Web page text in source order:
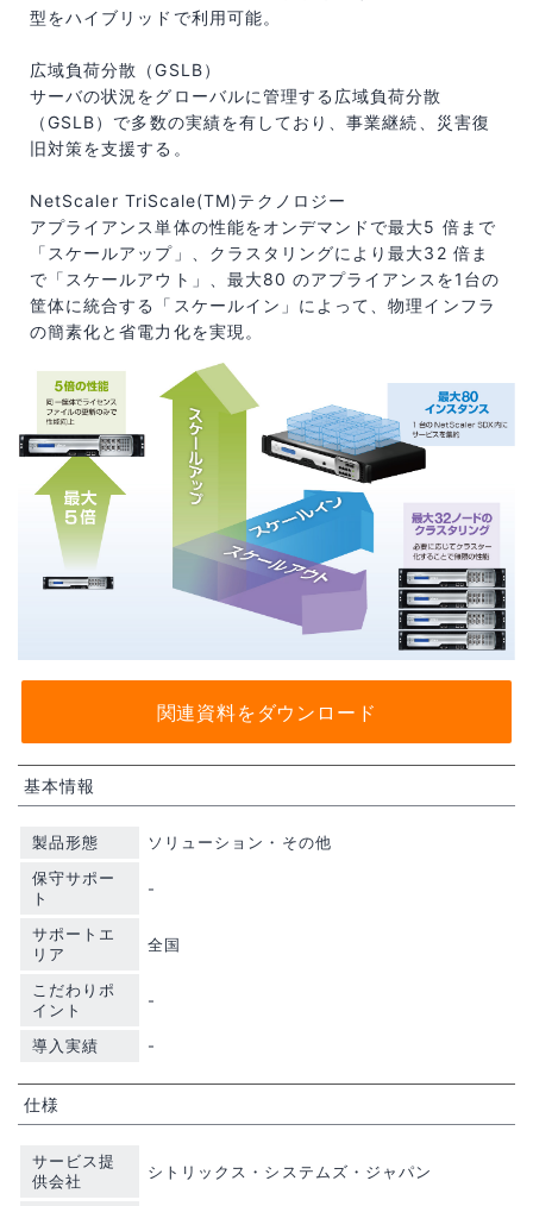
型をハイブリッドで利用可能。
広域負荷分散（GSLB）
サーバの状況をグローバルに管理する広域負荷分散
（GSLB）で多数の実績を有しており、事業継続、災害復
旧対策を支援する。
NetScaler TriScale(TM)テクノロジー
アプライアンス単体の性能をオンデマンドで最大5 倍まで
「スケールアップ」、クラスタリングにより最大32 倍ま
で「スケールアウト」、最大80 のアプライアンスを1台の
筐体に統合する「スケールイン」によって、物理インフラ
の簡素化と省電力化を実現。
関連資料をダウンロード
基本情報
製品形態
ソリューション・その他
保守サポー
ト
-
サポートエ
リア
全国
こだわりポ
イント
-
導入実績 -
仕様
サービス提
供会社
シトリックス・システムズ・ジャパン